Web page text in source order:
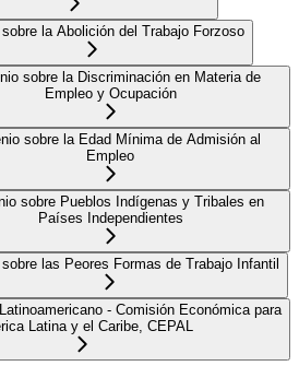
la Abolición del Trabajo Forzoso
sobre la Discriminación en Materia de
Empleo y Ocupación
sobre la Edad Mínima de Admisión al
Empleo
sobre Pueblos Indígenas y Tribales en
Países Independientes
las Peores Formas de Trabajo Infantil
- Comisión Económica para
Latina y el Caribe, CEPAL